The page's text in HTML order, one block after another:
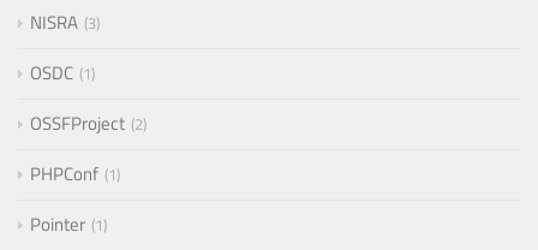
NISRA 3
OSDC 1
OSSFProject 2
PHPConf 1
Pointer 1